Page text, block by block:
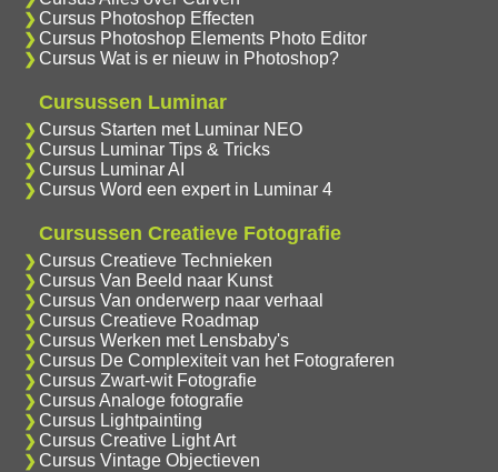
Cursus Photoshop Effecten
Cursus Photoshop Elements Photo Editor
Cursus Wat is er nieuw in Photoshop?
Cursussen Luminar
Cursus Starten met Luminar NEO
Cursus Luminar Tips & Tricks
Cursus Luminar AI
Cursus Word een expert in Luminar 4
Cursussen Creatieve Fotografie
Cursus Creatieve Technieken
Cursus Van Beeld naar Kunst
Cursus Van onderwerp naar verhaal
Cursus Creatieve Roadmap
Cursus Werken met Lensbaby's
Cursus De Complexiteit van het Fotograferen
Cursus Zwart-wit Fotografie
Cursus Analoge fotografie
Cursus Lightpainting
Cursus Creative Light Art
Cursus Vintage Objectieven